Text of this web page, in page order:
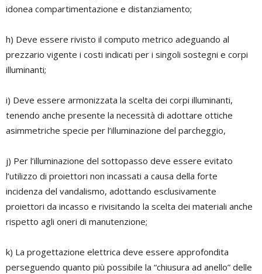
idonea compartimentazione e distanziamento;
h) Deve essere rivisto il computo metrico adeguando al
prezzario vigente i costi indicati per i singoli sostegni e corpi
illuminanti;
i) Deve essere armonizzata la scelta dei corpi illuminanti,
tenendo anche presente la necessità di adottare ottiche
asimmetriche specie per l’illuminazione del parcheggio,
j) Per l’illuminazione del sottopasso deve essere evitato
l’utilizzo di proiettori non incassati a causa della forte
incidenza del vandalismo, adottando esclusivamente
proiettori da incasso e rivisitando la scelta dei materiali anche
rispetto agli oneri di manutenzione;
k) La progettazione elettrica deve essere approfondita
perseguendo quanto più possibile la “chiusura ad anello” delle